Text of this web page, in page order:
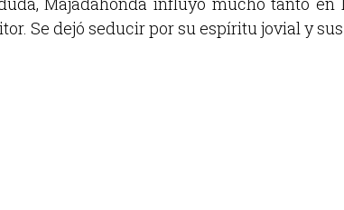
Se dejó seducir por su espíritu jovial y